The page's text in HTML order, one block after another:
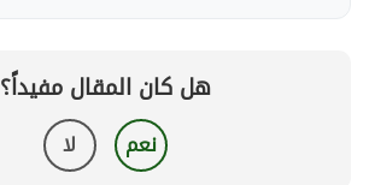
هل كان المقال مفيداً؟
نعم لا